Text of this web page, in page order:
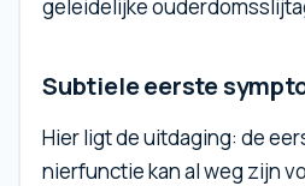
geleidelijke
Subtiele eerste
Hier ligt de uitdaging: de
nierfunctie kan al weg zijn